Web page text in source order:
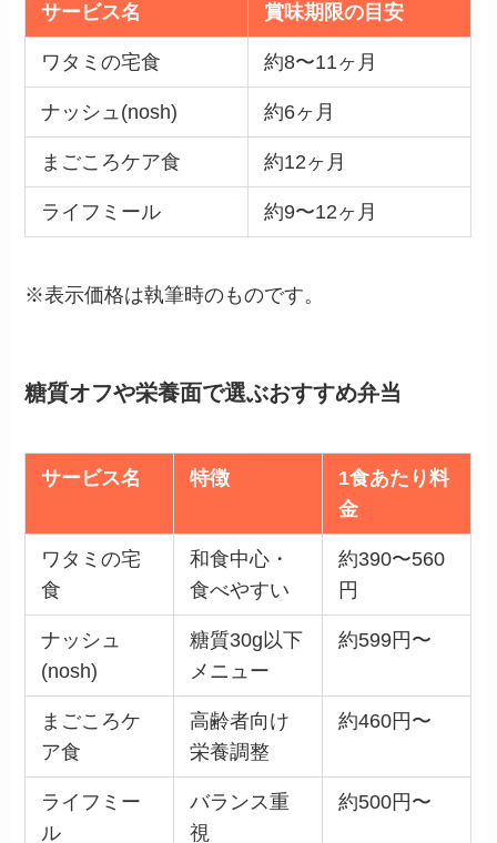
サービス名 賞味期限の目安
ワタミの宅食 約8〜11ヶ月
ナッシュ(nosh) 約6ヶ月
まごころケア食 約12ヶ月
ライフミール 約9〜12ヶ月
※表示価格は執筆時のものです。
糖質オフや栄養面で選ぶおすすめ弁当
サービス名 特徴
1食あたり料
金
ワタミの宅
食
和食中心・
食べやすい
約390〜560
円
ナッシュ
(nosh)
糖質30g以下
メニュー
約599円〜
まごころケ
ア食
高齢者向け
栄養調整
約460円〜
ライフミー
ル
バランス重
視
約500円〜